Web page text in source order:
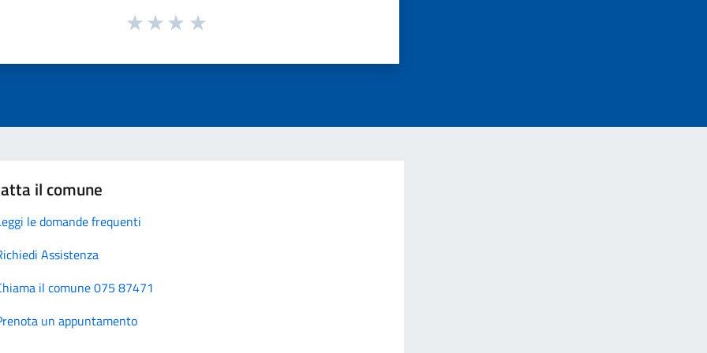
il comune
le domande frequenti
Assistenza
il comune 075 87471
un appuntamento